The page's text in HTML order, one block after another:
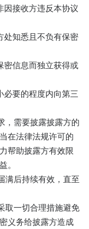
因接收方违反本协议
处知悉且不负有保密
密信息而独立获得或
必要的程度内向第三
，需要披露披露方的
在法律法规许可的
帮助披露方有效限
。
满后持续有效，直至
取一切合理措施避免
义务给披露方造成